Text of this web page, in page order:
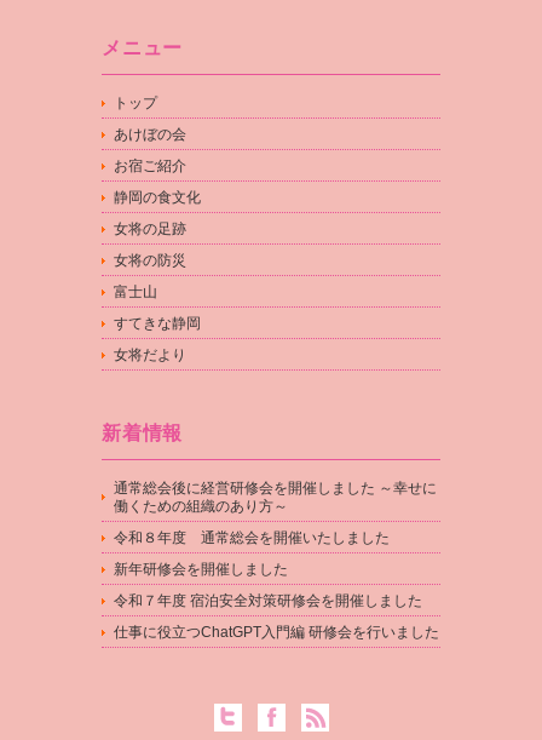
メニュー
トップ
あけぼの会
お宿ご紹介
静岡の食文化
女将の足跡
女将の防災
富士山
すてきな静岡
女将だより
新着情報
通常総会後に経営研修会を開催しました ～幸せに
働くための組織のあり方～
令和８年度 通常総会を開催いたしました
新年研修会を開催しました
令和７年度 宿泊安全対策研修会を開催しました
仕事に役立つChatGPT入門編 研修会を行いました